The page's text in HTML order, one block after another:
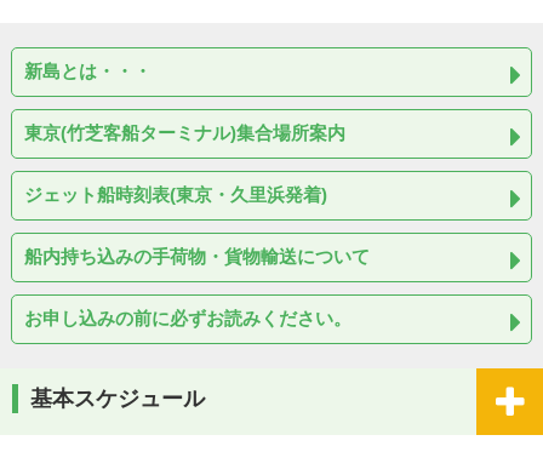
新島とは・・・
東京(竹芝客船ターミナル)集合場所案内
ジェット船時刻表(東京・久里浜発着)
船内持ち込みの手荷物・貨物輸送について
お申し込みの前に必ずお読みください。
基本スケジュール